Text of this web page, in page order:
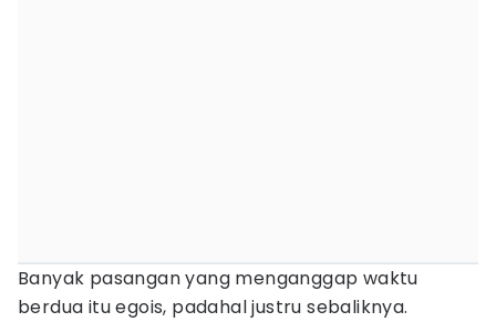
Banyak pasangan yang menganggap waktu
berdua itu egois, padahal justru sebaliknya.